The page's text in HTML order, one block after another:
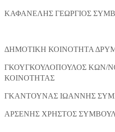
ΚΑΦΑΝΕΛΗΣ ΓΕΩΡΓΙΟΣ
ΔΗΜΟΤΙΚΗ ΚΟΙΝΟΤΗΤΑ
ΓΚΟΥΓΚΟΥΛΟΠΟΥΛΟΣ ΚΩΝ/
ΚΟΙΝΟΤΗΤΑΣ
ΓΚΑΝΤΟΥΝΑΣ ΙΩΑΝΝΗΣ
ΑΡΣΕΝΗΣ ΧΡΗΣΤΟΣ